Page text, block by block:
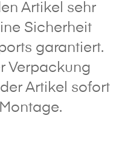
Artikel sehr
Sicherheit
garantiert.
Verpackung
Artikel sofort